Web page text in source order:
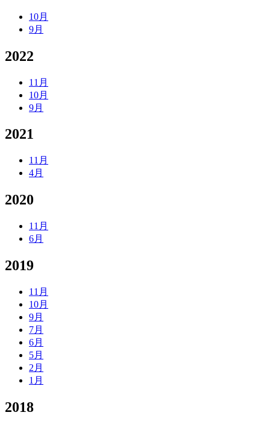
10月
9月
2022
11月
10月
9月
2021
11月
4月
2020
11月
6月
2019
11月
10月
9月
7月
6月
5月
2月
1月
2018